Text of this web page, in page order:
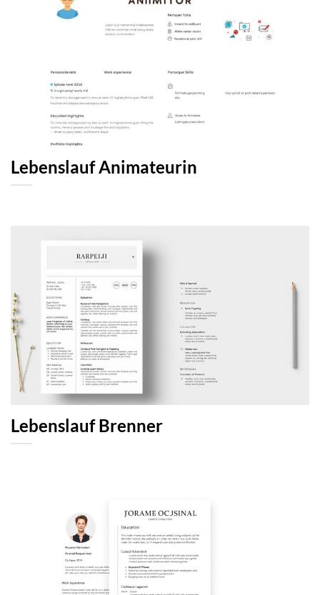
Lebenslauf Animateurin
Lebenslauf Brenner